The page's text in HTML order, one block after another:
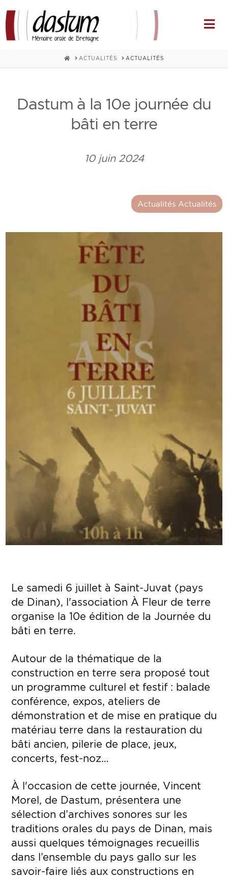
HOME
ACTUALITÉS ACTUALITÉS
Dastum à la 10e journée du
bâti en terre
10 juin 2024
Actualités Actualités
Le samedi 6 juillet à Saint-Juvat (pays
de Dinan), l'association À Fleur de terre
organise la 10e édition de la Journée du
bâti en terre.
Autour de la thématique de la
construction en terre sera proposé tout
un programme culturel et festif : balade
conférence, expos, ateliers de
démonstration et de mise en pratique du
matériau terre dans la restauration du
bâti ancien, pilerie de place, jeux,
concerts, fest-noz…
À l'occasion de cette journée, Vincent
Morel, de Dastum, présentera une
sélection d’archives sonores sur les
traditions orales du pays de Dinan, mais
aussi quelques témoignages recueillis
dans l’ensemble du pays gallo sur les
savoir-faire liés aux constructions en